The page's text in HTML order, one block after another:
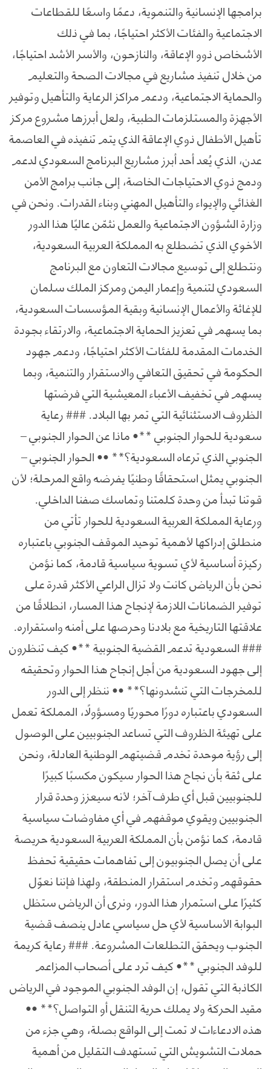
برامجها الإنسانية والتنموية، دعمًا واسعًا للقطاعات
الاجتماعية والفئات الأكثر احتياجًا، بما في ذلك
الأشخاص ذوو الإعاقة، والنازحون، والأسر الأشد احتياجًا،
من خلال تنفيذ مشاريع في مجالات الصحة والتعليم
والحماية الاجتماعية، ودعم مراكز الرعاية والتأهيل وتوفير
الأجهزة والمستلزمات الطبية، ولعل أبرزها مشروع مركز
تأهيل الأطفال ذوي الإعاقة الذي يتم تنفيذه في العاصمة
عدن، الذي يُعد أحد أبرز مشاريع البرنامج السعودي لدعم
ودمج ذوي الاحتياجات الخاصة، إلى جانب برامج الأمن
الغذائي والإيواء والتأهيل المهني وبناء القدرات. ونحن في
وزارة الشؤون الاجتماعية والعمل نثمّن عاليًا هذا الدور
الأخوي الذي تضطلع به المملكة العربية السعودية،
ونتطلع إلى توسيع مجالات التعاون مع البرنامج
السعودي لتنمية وإعمار اليمن ومركز الملك سلمان
للإغاثة والأعمال الإنسانية وبقية المؤسسات السعودية،
بما يسهم في تعزيز الحماية الاجتماعية، والارتقاء بجودة
الخدمات المقدمة للفئات الأكثر احتياجًا، ودعم جهود
الحكومة في تحقيق التعافي والاستقرار والتنمية، وبما
يسهم في تخفيف الأعباء المعيشية التي فرضتها
الظروف الاستثنائية التي تمر بها البلاد. ### رعاية
سعودية للحوار الجنوبي **• ماذا عن الحوار الجنوبي –
الجنوبي الذي ترعاه السعودية؟** •• الحوار الجنوبي –
الجنوبي يمثل استحقاقًا وطنيًا يفرضه واقع المرحلة؛ لأن
قوتنا تبدأ من وحدة كلمتنا وتماسك صفنا الداخلي.
ورعاية المملكة العربية السعودية للحوار تأتي من
منطلق إدراكها لأهمية توحيد الموقف الجنوبي باعتباره
ركيزة أساسية لأي تسوية سياسية قادمة، كما نؤمن
نحن بأن الرياض كانت ولا تزال الراعي الأكثر قدرة على
توفير الضمانات اللازمة لإنجاح هذا المسار، انطلاقًا من
علاقتها التاريخية مع بلادنا وحرصها على أمنه واستقراره.
### السعودية تدعم القضية الجنوبية **• كيف تنظرون
إلى جهود السعودية من أجل إنجاح هذا الحوار وتحقيقه
للمخرجات التي تنشدونها؟** •• ننظر إلى الدور
السعودي باعتباره دورًا محوريًا ومسؤولًا، المملكة تعمل
على تهيئة الظروف التي تساعد الجنوبيين على الوصول
إلى رؤية موحدة تخدم قضيتهم الوطنية العادلة، ونحن
على ثقة بأن نجاح هذا الحوار سيكون مكسبًا كبيرًا
للجنوبيين قبل أي طرف آخر؛ لأنه سيعزز وحدة قرار
الجنوبيين ويقوي موقفهم في أي مفاوضات سياسية
قادمة، كما نؤمن بأن المملكة العربية السعودية حريصة
على أن يصل الجنوبيون إلى تفاهمات حقيقية تحفظ
حقوقهم وتخدم استقرار المنطقة، ولهذا فإننا نعوّل
كثيرًا على استمرار هذا الدور، ونرى أن الرياض ستظل
البوابة الأساسية لأي حل سياسي عادل ينصف قضية
الجنوب ويحقق التطلعات المشروعة. ### رعاية كريمة
للوفد الجنوبي **• كيف ترد على أصحاب المزاعم
الكاذبة التي تقول، إن الوفد الجنوبي الموجود في الرياض
مقيد الحركة ولا يملك حرية التنقل أو التواصل؟** ••
هذه الادعاءات لا تمت إلى الواقع بصلة، وهي جزء من
حملات التشويش التي تستهدف التقليل من أهمية